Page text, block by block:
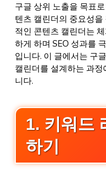
구글 상위 노출을 목표
텐츠 캘린더의 중요성
적인 콘텐츠 캘린더는
하게 하며 SEO 성과를
입니다. 이 글에서는 구
캘린더를 설계하는 과
니다.
1. 키워드
하기